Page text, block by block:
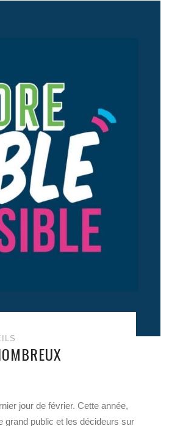
jour de février. Cette année,
grand public et les décideurs sur